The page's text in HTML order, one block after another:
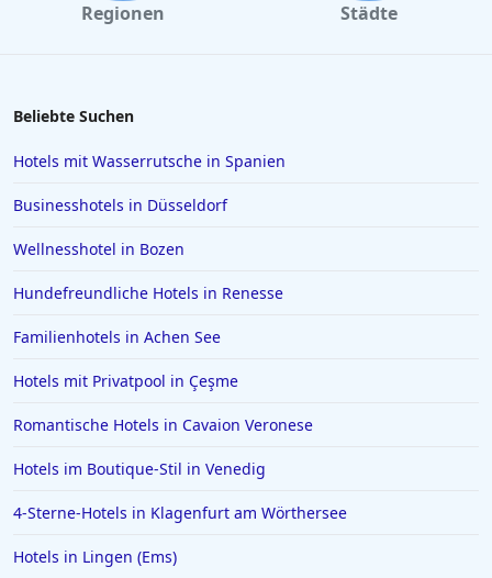
Regionen Städte
Beliebte Suchen
Hotels mit Wasserrutsche in Spanien
Businesshotels in Düsseldorf
Wellnesshotel in Bozen
Hundefreundliche Hotels in Renesse
Familienhotels in Achen See
Hotels mit Privatpool in Çeşme
Romantische Hotels in Cavaion Veronese
Hotels im Boutique-Stil in Venedig
4-Sterne-Hotels in Klagenfurt am Wörthersee
Hotels in Lingen (Ems)